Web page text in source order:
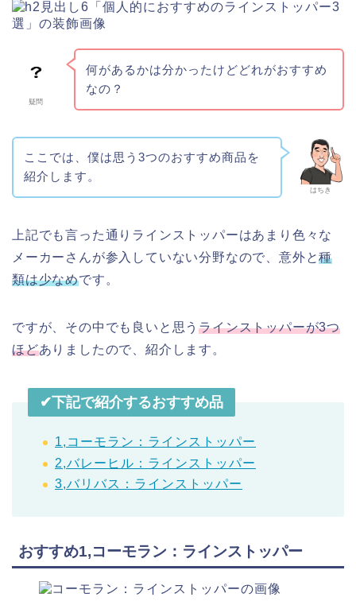
疑問
何があるかは分かったけどどれがおすすめ
なの？
はちき
ここでは、僕は思う3つのおすすめ商品を
紹介します。
上記でも言った通りラインストッパーはあまり色々な
メーカーさんが参入していない分野なので、意外と種
類は少なめです。
ですが、その中でも良いと思うラインストッパーが3つ
ほどありましたので、紹介します。
✔︎下記で紹介するおすすめ品
1,コーモラン：ラインストッパー
2,バレーヒル：ラインストッパー
3,バリバス：ラインストッパー
おすすめ1,コーモラン：ラインストッパー